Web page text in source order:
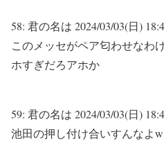
58: 君の名は 2024/03/03(日)
このメッセがペア匂わせなわ
ホすぎだろアホか
59: 君の名は 2024/03/03(日)
池田の押し付け合いすんなよw